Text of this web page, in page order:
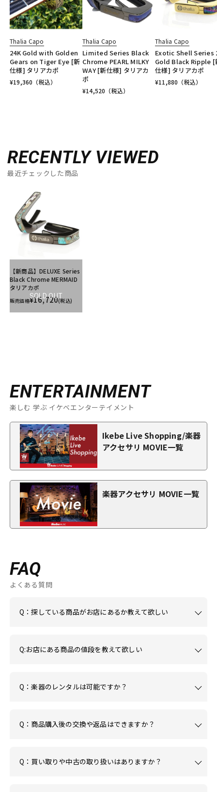
Thalia Capo
24K Gold with Golden
Gears on Tiger Eye [新
仕様] タリアカポ
¥19,360 （税込）
Thalia Capo
Limited Series Black
Chrome PEARL MILKY
WAY [新仕様] タリアカ
ポ
¥14,520 （税込）
Thalia Capo
Exotic Shell Series
Gold Black Ripple [
仕様] タリアカポ
¥11,880 （税込）
RECENTLY VIEWED
最近チェックした商品
SOLD OUT
【新商品】DELUXE Series
Black Chrome MERMAID
タリアカポ
販売価格¥16,720(税込)
ENTERTAINMENT
楽しむ 学ぶ イケベエンターテイメント
Ikebe Live Shopping/楽器
アクセサリ MOVIE一覧
楽器アクセサリ MOVIE一覧
FAQ
よくある質問
Q：探している商品がお店にあるか教えて欲しい
Q:お店にある商品の値段を教えて欲しい
Q：楽器のレンタルは可能ですか？
Q：商品購入後の交換や返品はできますか？
Q：買い取りや中古の取り扱いはありますか？